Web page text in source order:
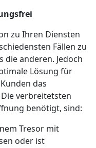
zu Ihren Diensten
Fällen zu
anderen. Jedoch
Lösung für
das
verbreitetsten
benötigt, sind:
Tresor mit
oder ist